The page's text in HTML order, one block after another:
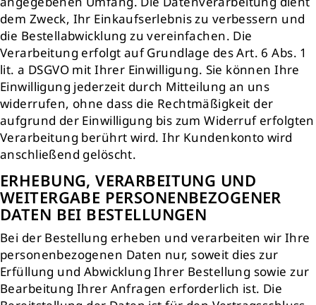
dem Zweck, Ihr Einkaufserlebnis zu verbessern und
die Bestellabwicklung zu vereinfachen. Die
Verarbeitung erfolgt auf Grundlage des Art. 6 Abs. 1
lit. a DSGVO mit Ihrer Einwilligung. Sie können Ihre
Einwilligung jederzeit durch Mitteilung an uns
widerrufen, ohne dass die Rechtmäßigkeit der
aufgrund der Einwilligung bis zum Widerruf erfolgten
Verarbeitung berührt wird. Ihr Kundenkonto wird
anschließend gelöscht.
ERHEBUNG, VERARBEITUNG UND
WEITERGABE PERSONENBEZOGENER
DATEN BEI BESTELLUNGEN
Bei der Bestellung erheben und verarbeiten wir Ihre
personenbezogenen Daten nur, soweit dies zur
Erfüllung und Abwicklung Ihrer Bestellung sowie zur
Bearbeitung Ihrer Anfragen erforderlich ist. Die